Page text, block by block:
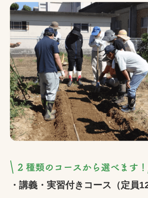
・講義・実習付きコース（定員12